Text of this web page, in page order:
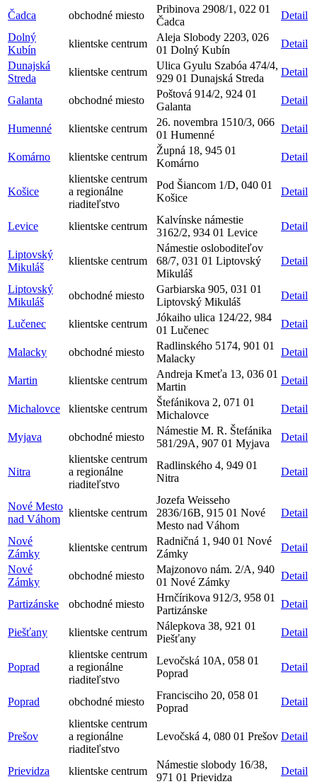
Čadca obchodné miesto
Pribinova 2908/1, 022 01
Čadca
Detail
Dolný
Kubín
klientske centrum
Aleja Slobody 2203, 026
01 Dolný Kubín
Detail
Dunajská
Streda
klientske centrum
Ulica Gyulu Szabóa 474/4,
929 01 Dunajská Streda
Detail
Galanta obchodné miesto
Poštová 914/2, 924 01
Galanta
Detail
Humenné klientske centrum
26. novembra 1510/3, 066
01 Humenné
Detail
Komárno klientske centrum
Župná 18, 945 01
Komárno
Detail
Košice
klientske centrum
a regionálne
riaditeľstvo
Pod Šiancom 1/D, 040 01
Košice
Detail
Levice klientske centrum
Kalvínske námestie
3162/2, 934 01 Levice
Detail
Liptovský
Mikuláš
klientske centrum
Námestie osloboditeľov
68/7, 031 01 Liptovský
Mikuláš
Detail
Liptovský
Mikuláš
obchodné miesto
Garbiarska 905, 031 01
Liptovský Mikuláš
Detail
Lučenec klientske centrum
Jókaiho ulica 124/22, 984
01 Lučenec
Detail
Malacky obchodné miesto
Radlinského 5174, 901 01
Malacky
Detail
Martin klientske centrum
Andreja Kmeťa 13, 036 01
Martin
Detail
Michalovce klientske centrum
Štefánikova 2, 071 01
Michalovce
Detail
Myjava obchodné miesto
Námestie M. R. Štefánika
581/29A, 907 01 Myjava
Detail
Nitra
klientske centrum
a regionálne
riaditeľstvo
Radlinského 4, 949 01
Nitra
Detail
Nové Mesto
nad Váhom
klientske centrum
Jozefa Weisseho
2836/16B, 915 01 Nové
Mesto nad Váhom
Detail
Nové
Zámky
klientske centrum
Radničná 1, 940 01 Nové
Zámky
Detail
Nové
Zámky
obchodné miesto
Majzonovo nám. 2/A, 940
01 Nové Zámky
Detail
Partizánske obchodné miesto
Hrnčírikova 912/3, 958 01
Partizánske
Detail
Piešťany klientske centrum
Nálepkova 38, 921 01
Piešťany
Detail
Poprad
klientske centrum
a regionálne
riaditeľstvo
Levočská 10A, 058 01
Poprad
Detail
Poprad obchodné miesto
Francisciho 20, 058 01
Poprad
Detail
Prešov
klientske centrum
a regionálne
riaditeľstvo
Levočská 4, 080 01 Prešov Detail
Prievidza klientske centrum
Námestie slobody 16/38,
971 01 Prievidza
Detail